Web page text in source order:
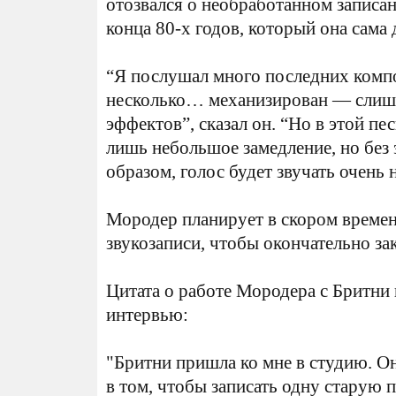
отозвался о необработанном
конца 80-х годов, который она сама
“Я послушал много последних
несколько… механизирован —
эффектов”, сказал он. “Но в этой
лишь небольшое замедление, но
образом, голос будет звучать очень
Мородер планирует в скором
звукозаписи, чтобы окончательно
Цитата о работе Мородера с Бритни
интервью:
"Бритни пришла ко мне в студию.
в том, чтобы записать одну старую